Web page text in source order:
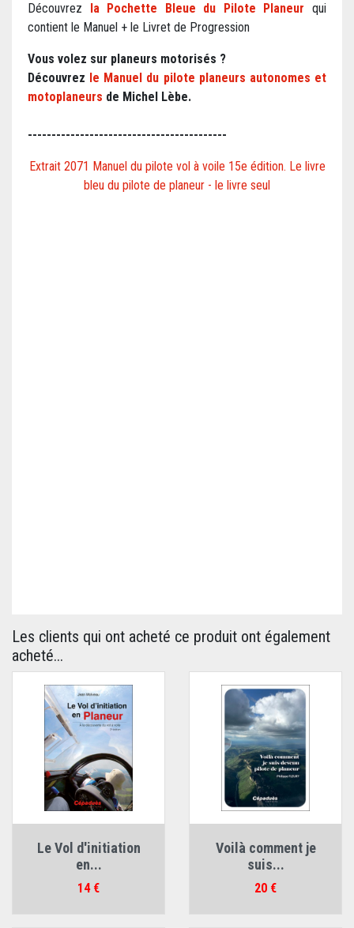
Découvrez la Pochette Bleue du Pilote Planeur qui
contient le Manuel + le Livret de Progression
Vous volez sur planeurs motorisés ?
Découvrez le Manuel du pilote planeurs autonomes et
motoplaneurs de Michel Lèbe.
------------------------------------------
Extrait 2071 Manuel du pilote vol à voile 15e édition. Le livre
bleu du pilote de planeur - le livre seul
Les clients qui ont acheté ce produit ont également
acheté...
Le Vol d'initiation
en...
Prix
14 €
Voilà comment je
suis...
Prix
20 €